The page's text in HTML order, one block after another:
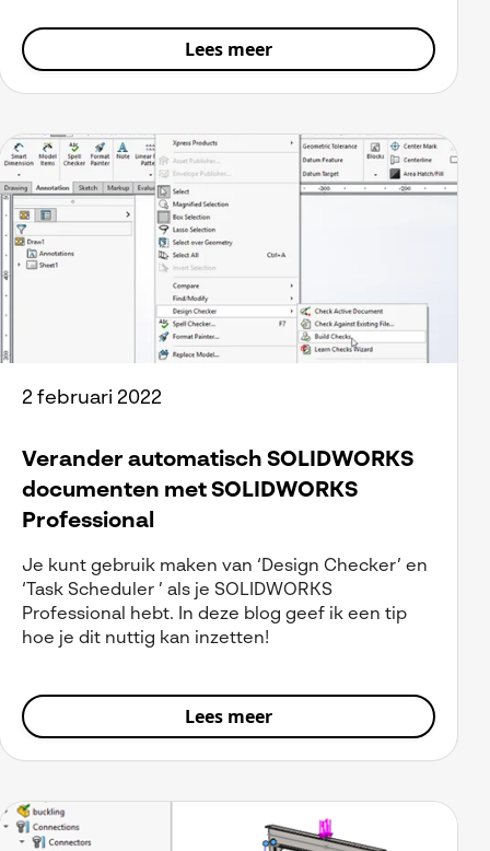
Lees meer
2 februari 2022
Verander automatisch SOLIDWORKS
documenten met SOLIDWORKS
Professional
Je kunt gebruik maken van ‘Design Checker’ en
‘Task Scheduler ’ als je SOLIDWORKS
Professional hebt. In deze blog geef ik een tip
hoe je dit nuttig kan inzetten!
Lees meer